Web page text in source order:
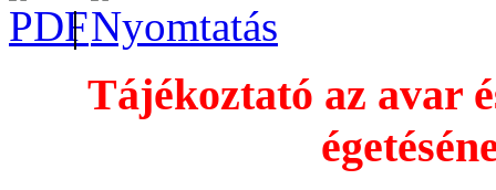
|
Tájékoztató az avar